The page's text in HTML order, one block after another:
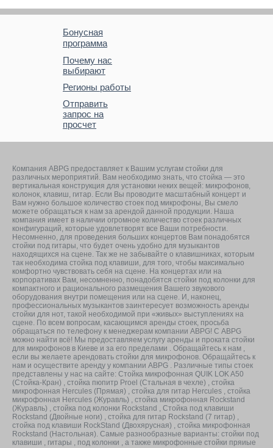
Бонусная
программа
Почему нас
выбирают
Регионы работы
Отправить
запрос на
просчет
Компания ABPG предоставляет к Вашим услугам стойки для
различных мероприятий. Вам необходимо знать, что стойка — это
вертикальная конструкция для установки неких вещей: микрофонов,
колонок, клавиш, гитар. Если Вы проводите масштабный концерт и
Вам нужно большое количество стоек под микрофоны, Вы смело
можете обращаться к нам за арендой данной продукции. Наша
компания имеет в наличии огромное количество стоек различных
конфигураций, которые удовлетворят все Ваши потребности.
Несомненно, для проведения больших концертов Вам понадобятся
стойки под гитары, что будет очень удобно для музыкантов
находящихся на сцене. Так же не забывайте о клавишниках, которым
так необходима стойка под клавиши, для того, чтобы максимально
комфортно чувствовать себя на сцене. На концертах или на
корпоративах Вам, несомненно, понадобятся стойки под колонки для
компактного и рационального размещения Вашего звукового
оборудования внутри помещения или на сцене. И, наконец,
профессиональных музыкантов заинтересует возможность аренды
стойки для нот, такой необходимой при «живых» выступлениях на
сцене. По всем вопросам, касающимся аренды стоек, просьба
обращаться по телефону к менеджерам компании ABPG! С ABPG
можно найти всё! Мы предоставляем услугу аренды и проката стойки
для микрофонов в Киеве и за его пределами . Обращайтесь к нам ,
если вы желаете арендовать стойки для микрофонов. Обращайтесь к
нам и осуществите аренду у компании ABPG . Различные типы стоек
представлены у нас на сайте: Стойка микрофонная QUIK LOK A50
(Стойка-Кран) , стойка пюпитр Proel (Стальная в чехле) , стойка
микрофонная Hercules (Прямая) , стойка для гитар Hercules , стойка
микрофонная Hercules (Журавль) , стойка микрофонная Rockstand
(Журавль) , стойка под колонки Rockstand , Стойка под клавиши
Rockstand (Двойные ноги) , стойка для гитар Rockstand (7 гитар) ,
стойка под клавиши RockStand (Двохярусная) , стойка микрофонная
Rockstand (Настольная). Самые разнообразные варианты: стойки под
клавиши , гитары , под колонки , а также микрофонные стойки пряиые